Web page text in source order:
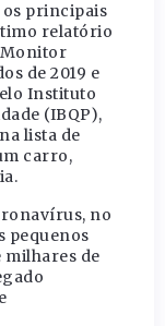
principais
relatório
Monitor
de 2019 e
Instituto
(IBQP),
lista de
carro,
no
pequenos
milhares de